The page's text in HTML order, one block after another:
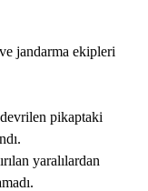
jandarma ekipleri
pikaptaki
yaralılardan